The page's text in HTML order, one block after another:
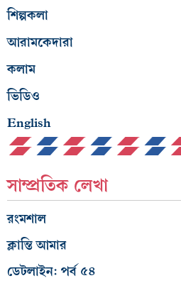
শিল্পকলা
আরামকেদারা
কলাম
ভিডিও
English
সাম্প্রতিক লেখা
রংমশাল
ক্লান্তি আমার
ডেটলাইন: পর্ব ৫৪